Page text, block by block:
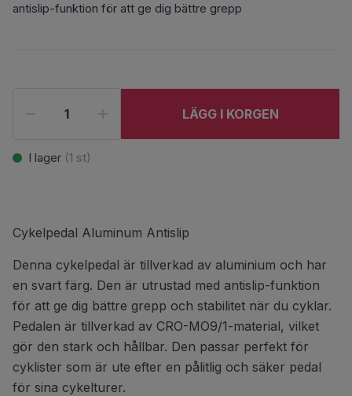
antislip-funktion för att ge dig bättre grepp
LÄGG I KORGEN
I lager (1 st)
Cykelpedal Aluminum Antislip
Denna cykelpedal är tillverkad av aluminium och har
en svart färg. Den är utrustad med antislip-funktion
för att ge dig bättre grepp och stabilitet när du cyklar.
Pedalen är tillverkad av CRO-MO9/1-material, vilket
gör den stark och hållbar. Den passar perfekt för
cyklister som är ute efter en pålitlig och säker pedal
för sina cykelturer.